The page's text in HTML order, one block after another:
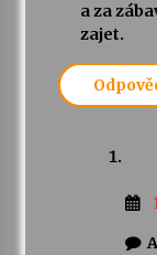
a za
zajet.